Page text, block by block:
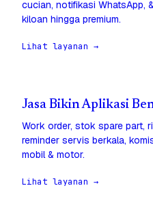
cucian, notifikasi WhatsApp,
kiloan hingga premium.
Lihat layanan →
Jasa Bikin Aplikasi
Work order, stok spare part,
reminder servis berkala,
mobil & motor.
Lihat layanan →